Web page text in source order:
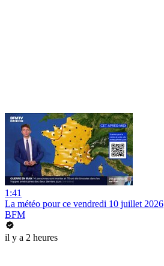
1:41
La météo pour ce vendredi 10 juillet 2026
BFM
il y a 2 heures